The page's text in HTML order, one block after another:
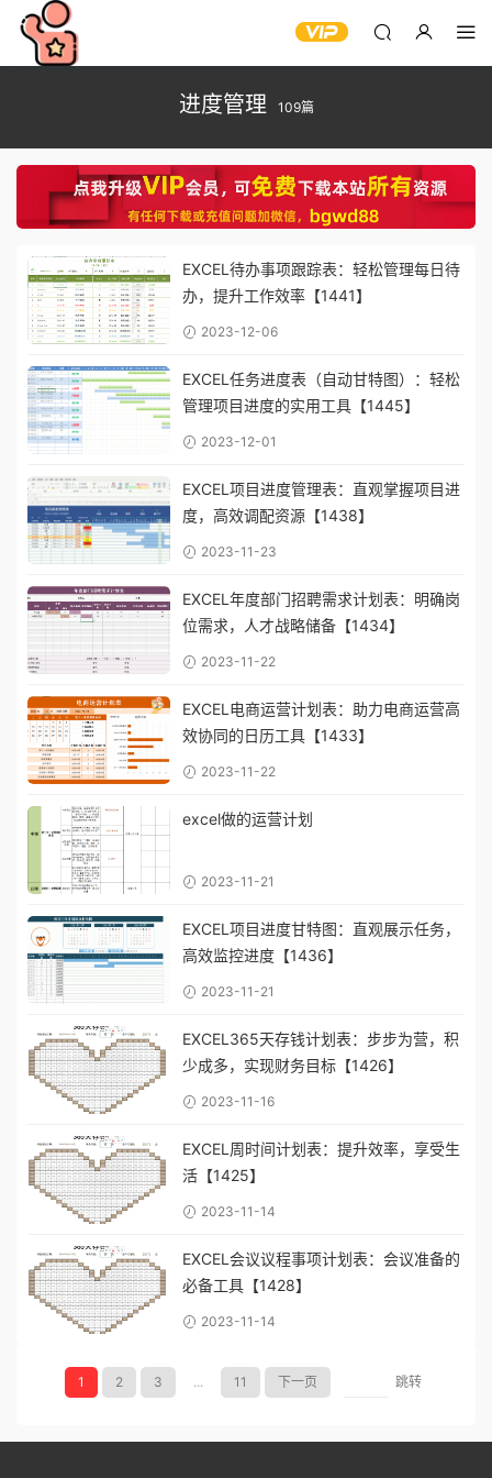
进度管理 109篇
EXCEL待办事项跟踪表：轻松管理每日待
办，提升工作效率【1441】
2023-12-06
EXCEL任务进度表（自动甘特图）：轻松
管理项目进度的实用工具【1445】
2023-12-01
EXCEL项目进度管理表：直观掌握项目进
度，高效调配资源【1438】
2023-11-23
EXCEL年度部门招聘需求计划表：明确岗
位需求，人才战略储备【1434】
2023-11-22
EXCEL电商运营计划表：助力电商运营高
效协同的日历工具【1433】
2023-11-22
excel做的运营计划
2023-11-21
EXCEL项目进度甘特图：直观展示任务，
高效监控进度【1436】
2023-11-21
EXCEL365天存钱计划表：步步为营，积
少成多，实现财务目标【1426】
2023-11-16
EXCEL周时间计划表：提升效率，享受生
活【1425】
2023-11-14
EXCEL会议议程事项计划表：会议准备的
必备工具【1428】
2023-11-14
1 2 3 ... 11 下一页 跳转